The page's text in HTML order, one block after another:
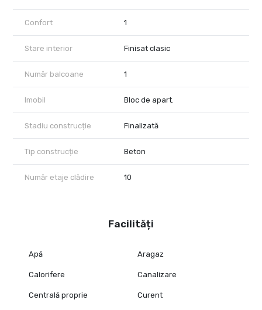
"Acasă începe cu alegerea potrivită!"
Confort 1
Stare interior Finisat clasic
Număr balcoane 1
Imobil Bloc de apart.
Stadiu construcție Finalizată
Tip construcție Beton
Număr etaje clădire 10
Facilități
Apă Aragaz
Calorifere Canalizare
Centrală proprie Curent